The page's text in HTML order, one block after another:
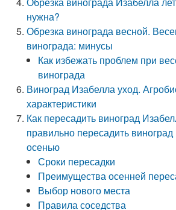
нужна?
Обрезка винограда весной.
винограда: минусы
Как избежать проблем при
винограда
Виноград Изабелла уход.
характеристики
Как пересадить виноград
правильно пересадить
осенью
Сроки пересадки
Преимущества осенней
Выбор нового места
Правила соседства